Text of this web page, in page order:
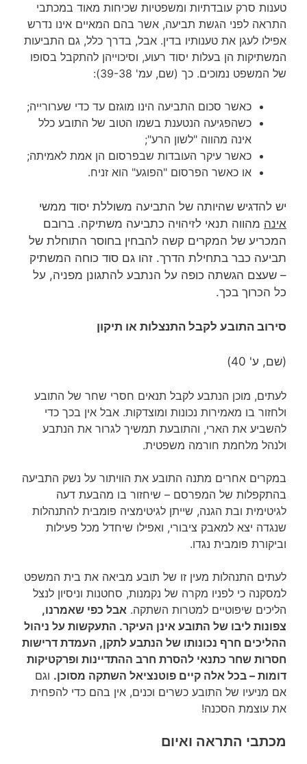
טענות סרק עובדתיות ומשפטיות שכיחות מאוד במכתבי
התראה לפני הגשת תביעה, אשר בהם המאיים אינו נדרש
אפילו לעגן את טענותיו בדין. אבל, בדרך כלל, גם התביעות
המשתיקות הן בעלות יסוד רעוע, וסיכוייהן להתקבל בסופו
של המשפט נמוכים. כך (שם, עמ' 39-38):
כאשר סכום התביעה הינו מוגזם עד כדי שערורייה;
כשהפגיעה הנטענת בשמו הטוב של התובע כלל
אינה מהווה "לשון הרע";
כאשר עיקר העובדות שבפרסום הן אמת לאמיתה;
או כאשר הפרסום "הפוגע" הוא זניח.
יש להדגיש שהיותה של התביעה משוללת יסוד ממשי
אינה מהווה תנאי לזיהויה כתביעה משתיקה. ברובם
המכריע של המקרים קשה להבחין בחוסר התוחלת של
תביעה כבר בתחילת הדרך. זהו גם סוד כוחה המשתיק
– שעצם הגשתה כופה על הנתבע להתגונן מפניה, על
כל הכרוך בכך.
סירוב התובע לקבל התנצלות או תיקון
(שם, ע' 40)
לעתים, מוכן הנתבע לקבל תנאים חסרי שחר של התובע
ולחזור בו מאמירות נכונות ומוצדקות. אבל אין בכך כדי
להשביע את הארי, והתובעת תמשיך לגרור את הנתבע
ולנהל מלחמת חורמה משפטית.
במקרים אחרים מתנה התובע את הוויתור על נשק התביעה
בהתקפלות של המפרסם – שיחזור בו מהבעת דעה
לגיטימית ובת הגנה, שייתן לגיטימציה פומבית להתנהלות
שנגדה יצא למאבק ציבורי, ואפילו שיחדל מכל פעילות
וביקורת פומבית נגדו.
לעתים התנהלות מעין זו של תובע מביאה את בית המשפט
למסקנה כי לפניו מקרה של נקמנות, סחטנות וניסיון לנצל
הליכים שיפוטיים למטרות השתקה. אבל כפי שאמרנו,
צפונות ליבו של התובע אינן העיקר. התעקשות על ניהול
ההליכים חרף נכונותו של הנתבע לתקן, העמדת דרישות
חסרות שחר כתנאי להסרת חרב ההתדיינות ופרקטיקות
דומות – בכל אלה קיים פוטנציאל השתקה מסוכן. וגם
אם מניעיו של התובע כשרים וכנים, אין בהם כדי להפחית
את עוצמת הסכנה!
מכתבי התראה ואיום